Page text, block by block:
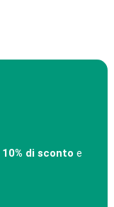
10% di sconto e